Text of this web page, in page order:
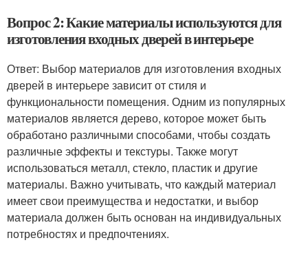
Вопрос 2: Какие материалы используются для
изготовления входных дверей в интерьере
Ответ: Выбор материалов для изготовления входных
дверей в интерьере зависит от стиля и
функциональности помещения. Одним из популярных
материалов является дерево, которое может быть
обработано различными способами, чтобы создать
различные эффекты и текстуры. Также могут
использоваться металл, стекло, пластик и другие
материалы. Важно учитывать, что каждый материал
имеет свои преимущества и недостатки, и выбор
материала должен быть основан на индивидуальных
потребностях и предпочтениях.